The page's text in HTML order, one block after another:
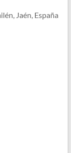
Jaén, España